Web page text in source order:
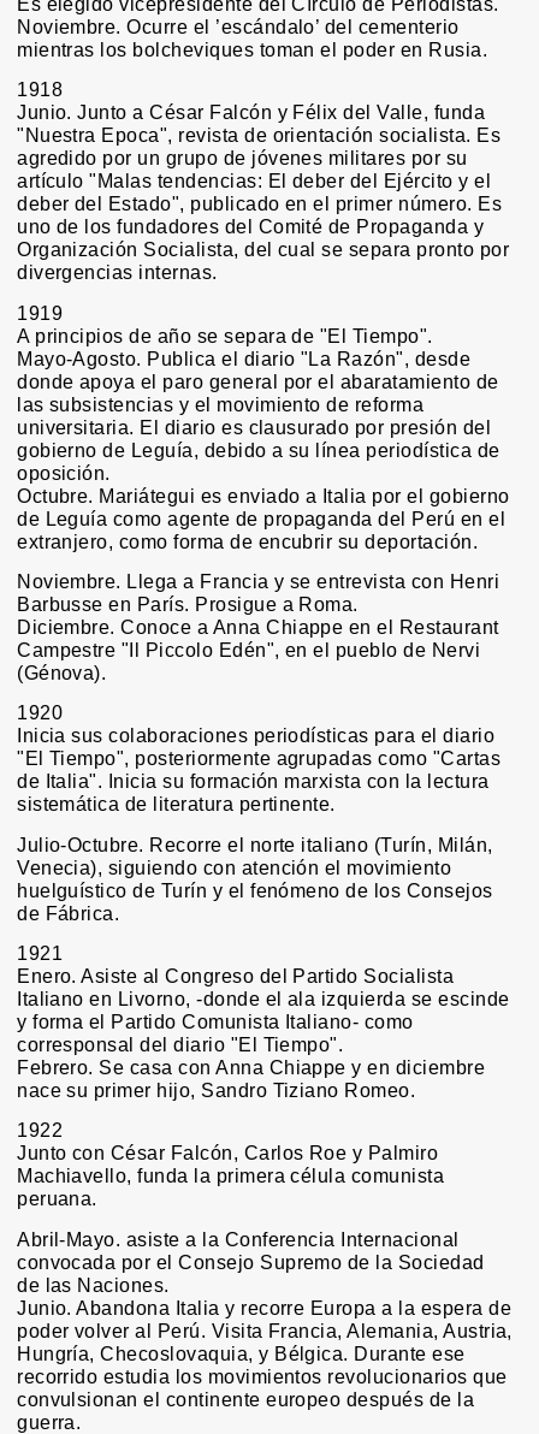
Noviembre. Ocurre el ’escándalo’ del cementerio
mientras los bolcheviques toman el poder en Rusia.
1918
Junio. Junto a César Falcón y Félix del Valle, funda
"Nuestra Epoca", revista de orientación socialista. Es
agredido por un grupo de jóvenes militares por su
artículo "Malas tendencias: El deber del Ejército y el
deber del Estado", publicado en el primer número. Es
uno de los fundadores del Comité de Propaganda y
Organización Socialista, del cual se separa pronto por
divergencias internas.
1919
A principios de año se separa de "El Tiempo".
Mayo-Agosto. Publica el diario "La Razón", desde
donde apoya el paro general por el abaratamiento de
las subsistencias y el movimiento de reforma
universitaria. El diario es clausurado por presión del
gobierno de Leguía, debido a su línea periodística de
oposición.
Octubre. Mariátegui es enviado a Italia por el gobierno
de Leguía como agente de propaganda del Perú en el
extranjero, como forma de encubrir su deportación.
Noviembre. Llega a Francia y se entrevista con Henri
Barbusse en París. Prosigue a Roma.
Diciembre. Conoce a Anna Chiappe en el Restaurant
Campestre "Il Piccolo Edén", en el pueblo de Nervi
(Génova).
1920
Inicia sus colaboraciones periodísticas para el diario
"El Tiempo", posteriormente agrupadas como "Cartas
de Italia". Inicia su formación marxista con la lectura
sistemática de literatura pertinente.
Julio-Octubre. Recorre el norte italiano (Turín, Milán,
Venecia), siguiendo con atención el movimiento
huelguístico de Turín y el fenómeno de los Consejos
de Fábrica.
1921
Enero. Asiste al Congreso del Partido Socialista
Italiano en Livorno, -donde el ala izquierda se escinde
y forma el Partido Comunista Italiano- como
corresponsal del diario "El Tiempo".
Febrero. Se casa con Anna Chiappe y en diciembre
nace su primer hijo, Sandro Tiziano Romeo.
1922
Junto con César Falcón, Carlos Roe y Palmiro
Machiavello, funda la primera célula comunista
peruana.
Abril-Mayo. asiste a la Conferencia Internacional
convocada por el Consejo Supremo de la Sociedad
de las Naciones.
Junio. Abandona Italia y recorre Europa a la espera de
poder volver al Perú. Visita Francia, Alemania, Austria,
Hungría, Checoslovaquia, y Bélgica. Durante ese
recorrido estudia los movimientos revolucionarios que
convulsionan el continente europeo después de la
guerra.